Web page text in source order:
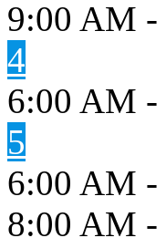
9:00 AM -
4
6:00 AM -
5
6:00 AM -
8:00 AM -